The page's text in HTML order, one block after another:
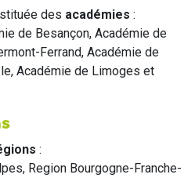
des académies :
de Besançon, Académie de
Ferrand, Académie de
Académie de Limoges et
:
Region Bourgogne-Franche-